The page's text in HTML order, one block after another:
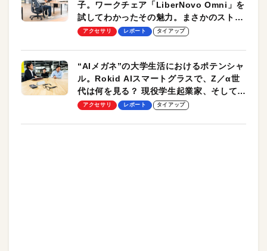
子。ワークチェア「LiberNovo Omni」を
試してわかったその魅力。まさかのストレ
ッチ機能も搭載
アクセサリ レポート タイアップ
“AIメガネ”の大学生活におけるポテンシャ
ル。Rokid AIスマートグラスで、Z／α世
代は何を見る？ 現役学生起業家、そして教
授による体験会レポート【PR】
アクセサリ レポート タイアップ